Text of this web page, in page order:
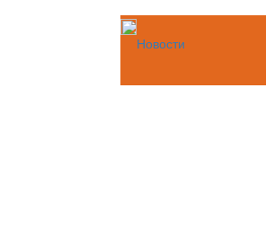
Новости